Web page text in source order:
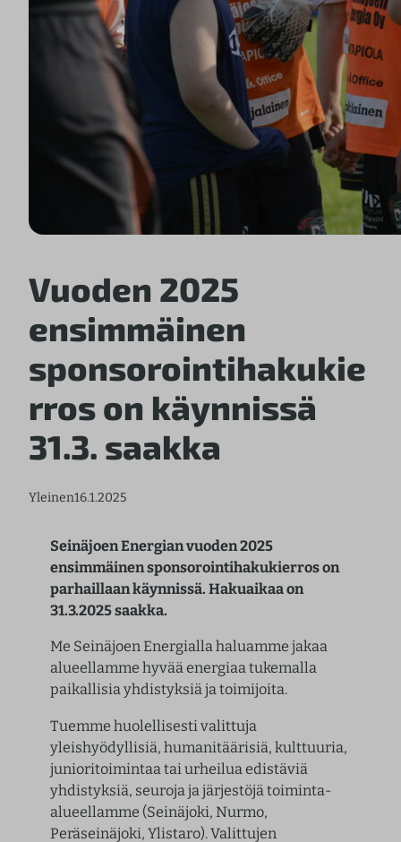
Vuoden 2025
ensimmäinen
sponsorointihakukie
rros on käynnissä
31.3. saakka
Yleinen16.1.2025
Seinäjoen Energian vuoden 2025
ensimmäinen sponsorointihakukierros on
parhaillaan käynnissä. Hakuaikaa on
31.3.2025 saakka.
Me Seinäjoen Energialla haluamme jakaa
alueellamme hyvää energiaa tukemalla
paikallisia yhdistyksiä ja toimijoita.
Tuemme huolellisesti valittuja
yleishyödyllisiä, humanitäärisiä, kulttuuria,
junioritoimintaa tai urheilua edistäviä
yhdistyksiä, seuroja ja järjestöjä toiminta-
alueellamme (Seinäjoki, Nurmo,
Peräseinäjoki, Ylistaro). Valittujen